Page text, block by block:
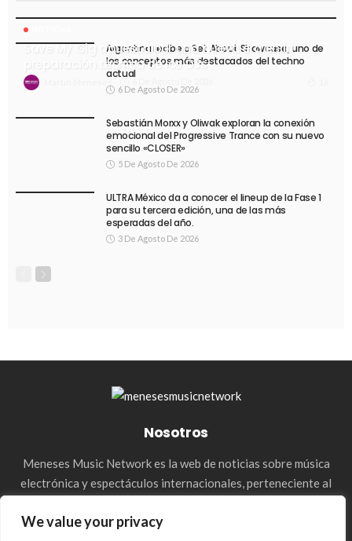
We value your privacy
Save My Gig apuesta por una nueva era en la
preparación técnica de los DJs
Argentina recibe a Set About Showcase, uno de
los conceptos más destacados del techno
actual
6 De Agosto De 2026
Sebastián Morxx y Oliwak exploran la conexión
emocional del Progressive Trance con su nuevo
sencillo «CLOSER»
5 De Agosto De 2026
ULTRA México da a conocer el lineup de la Fase 1
para su tercera edición, una de las más
esperadas del año.
3 De Agosto De 2026
Nosotros
Meneses Music Network es la web de noticias sobre música
electrónica y espectáculos internacionales, perteneciente al